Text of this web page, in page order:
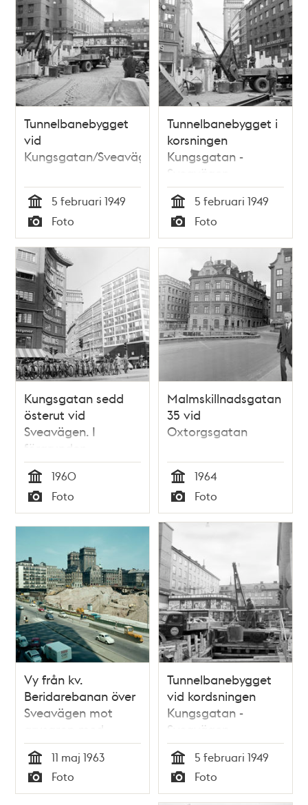
Tunnelbanebygget
vid
Kungsgatan/Sveavägen
Tid
5 februari 1949
Typ
Foto
Tunnelbanebygget i
korsningen
Kungsgatan -
Sveavägen
Tid
5 februari 1949
Typ
Foto
Kungsgatan sedd
österut vid
Sveavägen. I
förgrunden
cykelparkering
Tid
1960
Typ
Foto
Malmskillnadsgatan
35 vid
Oxtorgsgatan
Tid
1964
Typ
Foto
Vy från kv.
Beridarebanan över
Sveavägen mot
grusgrop med
arbetsmaskiner i kv.
Putten. I fonden
Kungstornen. I
förgrunden en
Tid
11 maj 1963
Typ
Foto
Tunnelbanebygget
vid kordsningen
Kungsgatan -
Sveavägen
Tid
5 februari 1949
Typ
Foto